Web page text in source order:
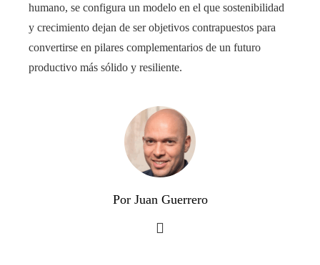
humano, se configura un modelo en el que sostenibilidad
y crecimiento dejan de ser objetivos contrapuestos para
convertirse en pilares complementarios de un futuro
productivo más sólido y resiliente.
Por Juan Guerrero